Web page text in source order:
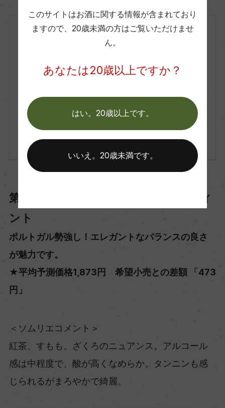
イタリア
Casa Vinicola D'Angelo
Sacravite
サクラヴィーテ
750ml, 1,750 yen
こちらの商品は現在取り扱いがございません
第三位：ラパリーガ・ダ・キンタ ティ
ント
ポルトガル勢強し！エレガントなバランスの良さ
が魅力です。
★平均予測価格1,873円 希望小売との差額 「473
円」
＜ソムリエコメント＞
紅茶、すもも、ざくろのニュアンス。アルコール
感は中程度で、酸が高くなめらか。タンニンも感
じられるがまろやかで綺麗。
このサイトはお酒に関する情報が含まれており
ますので、 20歳未満の方はご覧いただけませ
ん。
あなたは20歳以上ですか？
はい。20歳以上です。
いいえ。20歳未満です。